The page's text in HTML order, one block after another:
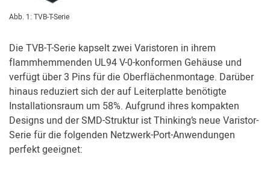
Abb. 1: TVB-T-Serie
Die TVB-T-Serie kapselt zwei Varistoren in ihrem
flammhemmenden UL94 V-0-konformen Gehäuse und
verfügt über 3 Pins für die Oberflächenmontage. Darüber
hinaus reduziert sich der auf Leiterplatte benötigte
Installationsraum um 58%. Aufgrund ihres kompakten
Designs und der SMD-Struktur ist Thinking’s neue Varistor-
Serie für die folgenden Netzwerk-Port-Anwendungen
perfekt geeignet: